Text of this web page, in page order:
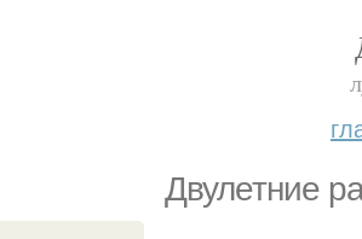
Двулетние